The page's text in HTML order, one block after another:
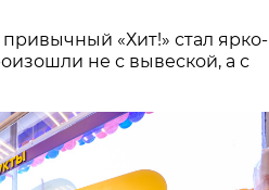
«Хит!» стал ярко-
не с вывеской, а с